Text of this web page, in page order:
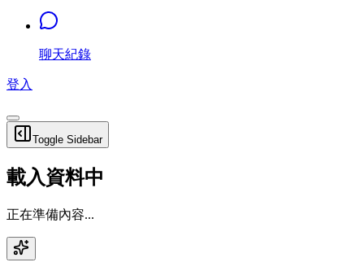
聊天紀錄
登入
Toggle Sidebar
載入資料中
正在準備內容...